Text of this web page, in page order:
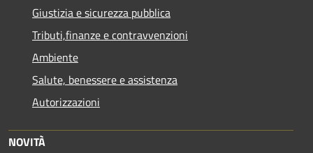
Giustizia e sicurezza pubblica
Tributi,finanze e contravvenzioni
Ambiente
Salute, benessere e assistenza
Autorizzazioni
NOVITÀ